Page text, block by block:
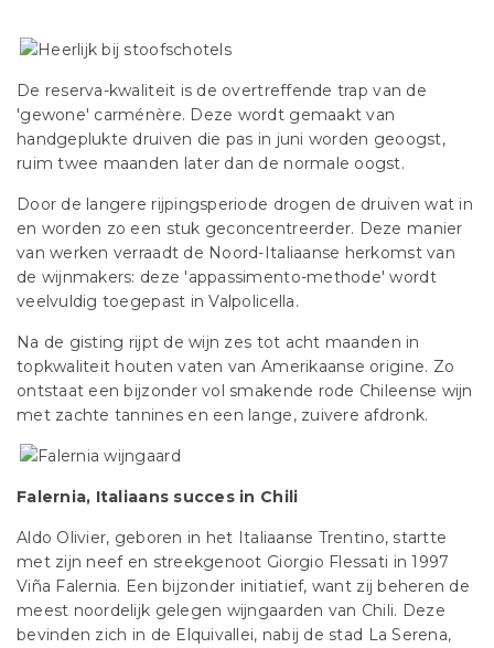
De reserva-kwaliteit is de overtreffende trap van de
'gewone' carménère. Deze wordt gemaakt van
handgeplukte druiven die pas in juni worden geoogst,
ruim twee maanden later dan de normale oogst.
Door de langere rijpingsperiode drogen de druiven wat in
en worden zo een stuk geconcentreerder. Deze manier
van werken verraadt de Noord-Italiaanse herkomst van
de wijnmakers: deze 'appassimento-methode' wordt
veelvuldig toegepast in Valpolicella.
Na de gisting rijpt de wijn zes tot acht maanden in
topkwaliteit houten vaten van Amerikaanse origine. Zo
ontstaat een bijzonder vol smakende rode Chileense wijn
met zachte tannines en een lange, zuivere afdronk.
Falernia, Italiaans succes in Chili
Aldo Olivier, geboren in het Italiaanse Trentino, startte
met zijn neef en streekgenoot Giorgio Flessati in 1997
Viña Falernia. Een bijzonder initiatief, want zij beheren de
meest noordelijk gelegen wijngaarden van Chili. Deze
bevinden zich in de Elquivallei, nabij de stad La Serena,